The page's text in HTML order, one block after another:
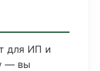
для ИП и
— вы